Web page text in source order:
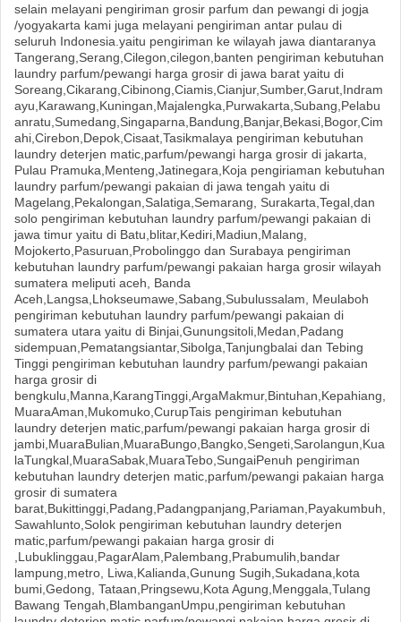
selain melayani pengiriman grosir parfum dan pewangi di jogja
/yogyakarta kami juga melayani pengiriman antar pulau di
seluruh Indonesia.yaitu pengiriman ke wilayah jawa diantaranya
Tangerang,Serang,Cilegon,cilegon,banten pengiriman kebutuhan
laundry parfum/pewangi harga grosir di jawa barat yaitu di
Soreang,Cikarang,Cibinong,Ciamis,Cianjur,Sumber,Garut,Indram
ayu,Karawang,Kuningan,Majalengka,Purwakarta,Subang,Pelabu
anratu,Sumedang,Singaparna,Bandung,Banjar,Bekasi,Bogor,Cim
ahi,Cirebon,Depok,Cisaat,Tasikmalaya pengiriman kebutuhan
laundry deterjen matic,parfum/pewangi harga grosir di jakarta,
Pulau Pramuka,Menteng,Jatinegara,Koja pengiriaman kebutuhan
laundry parfum/pewangi pakaian di jawa tengah yaitu di
Magelang,Pekalongan,Salatiga,Semarang, Surakarta,Tegal,dan
solo pengiriman kebutuhan laundry parfum/pewangi pakaian di
jawa timur yaitu di Batu,blitar,Kediri,Madiun,Malang,
Mojokerto,Pasuruan,Probolinggo dan Surabaya pengiriman
kebutuhan laundry parfum/pewangi pakaian harga grosir wilayah
sumatera meliputi aceh, Banda
Aceh,Langsa,Lhokseumawe,Sabang,Subulussalam, Meulaboh
pengiriman kebutuhan laundry parfum/pewangi pakaian di
sumatera utara yaitu di Binjai,Gunungsitoli,Medan,Padang
sidempuan,Pematangsiantar,Sibolga,Tanjungbalai dan Tebing
Tinggi pengiriman kebutuhan laundry parfum/pewangi pakaian
harga grosir di
bengkulu,Manna,KarangTinggi,ArgaMakmur,Bintuhan,Kepahiang,
MuaraAman,Mukomuko,CurupTais pengiriman kebutuhan
laundry deterjen matic,parfum/pewangi pakaian harga grosir di
jambi,MuaraBulian,MuaraBungo,Bangko,Sengeti,Sarolangun,Kua
laTungkal,MuaraSabak,MuaraTebo,SungaiPenuh pengiriman
kebutuhan laundry deterjen matic,parfum/pewangi pakaian harga
grosir di sumatera
barat,Bukittinggi,Padang,Padangpanjang,Pariaman,Payakumbuh,
Sawahlunto,Solok pengiriman kebutuhan laundry deterjen
matic,parfum/pewangi pakaian harga grosir di
,Lubuklinggau,PagarAlam,Palembang,Prabumulih,bandar
lampung,metro, Liwa,Kalianda,Gunung Sugih,Sukadana,kota
bumi,Gedong, Tataan,Pringsewu,Kota Agung,Menggala,Tulang
Bawang Tengah,BlambanganUmpu,pengiriman kebutuhan